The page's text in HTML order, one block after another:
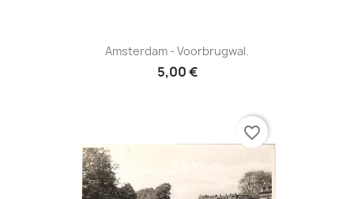
Amsterdam - Voorbrugwal.
5,00 €
favorite_border